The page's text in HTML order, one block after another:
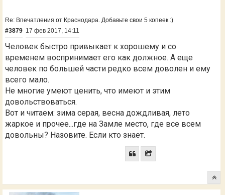
Re: Впечатления от Краснодара. Добавьте свои 5 копеек :)
#3879 17 фев 2017, 14:11
Человек быстро привыкает к хорошему и со
временем воспринимает его как должное. А еще
человек по большей части редко всем доволен и ему
всего мало.
Не многие умеют ценить, что имеют и этим
довольствоваться.
Вот и читаем: зима серая, весна дождливая, лето
жаркое и прочее...где на Замле место, где все всем
довольны? Назовите. Если кто знает.